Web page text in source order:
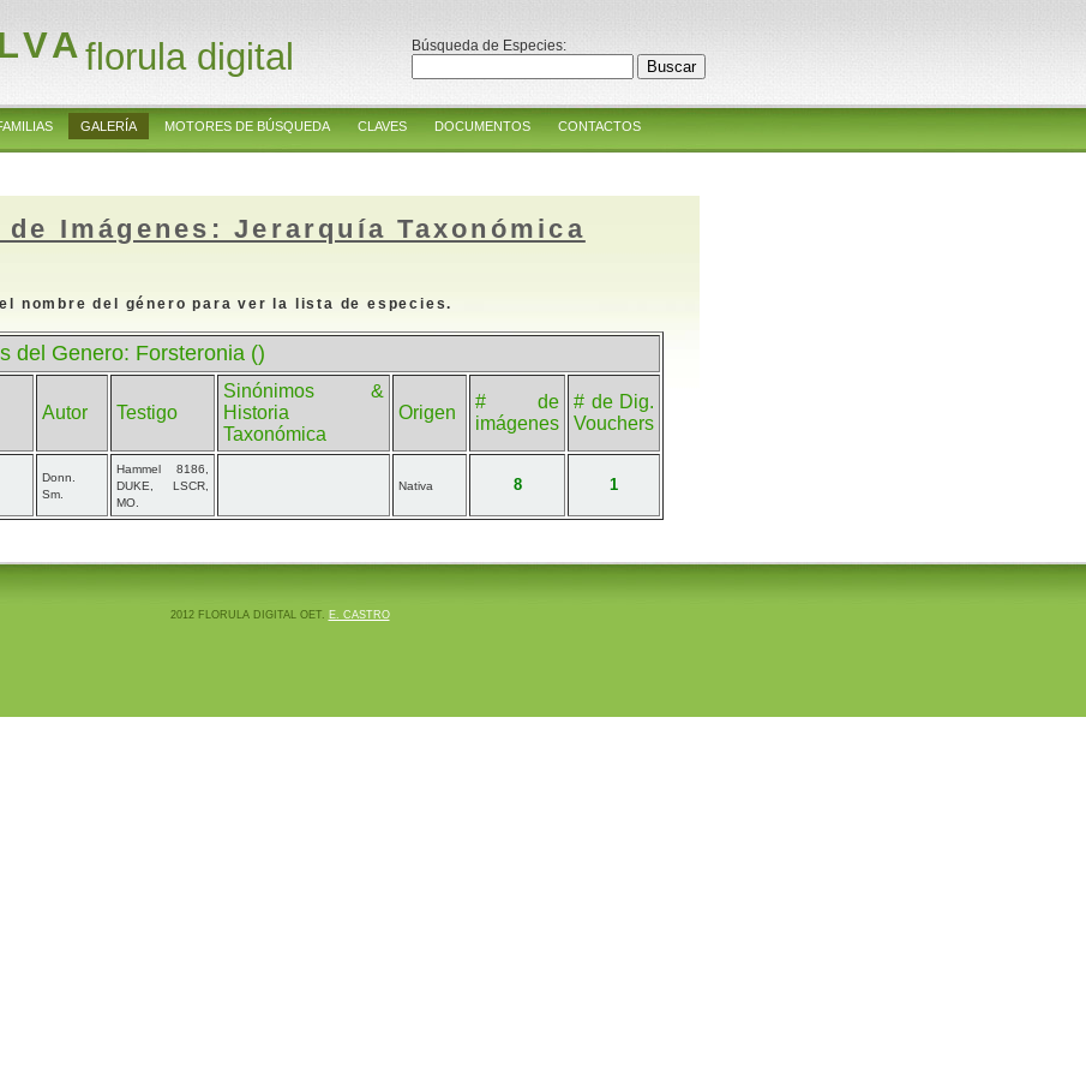
florula digital Búsqueda de Especies:
GALERÍA MOTORES DE BÚSQUEDA CLAVES DOCUMENTOS CONTACTOS
de Imágenes: Jerarquía Taxonómica
nombre del género para ver la lista de especies.
del Genero: Forsteronia ()
Autor Testigo
Sinónimos &
Historia
Taxonómica
Origen
# de
imágenes
# de Dig.
Vouchers
Donn.
Sm.
Hammel 8186,
DUKE, LSCR,
MO.
Nativa 8 1
2012 FLORULA DIGITAL OET. E. CASTRO